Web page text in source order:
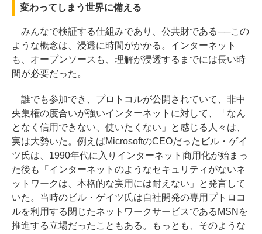
変わってしまう世界に備える
みんなで検証する仕組みであり、公共財である──この
ような概念は、浸透に時間がかかる。インターネット
も、オープンソースも、理解が浸透するまでには長い時
間が必要だった。
誰でも参加でき、プロトコルが公開されていて、非中
央集権の度合いが強いインターネットに対して、「なん
となく信用できない、使いたくない」と感じる人々は、
実は大勢いた。例えばMicrosoftのCEOだったビル・ゲイ
ツ氏は、1990年代に入りインターネット商用化が始まっ
た後も「インターネットのようなセキュリティがないネ
ットワークは、本格的な実用には耐えない」と発言して
いた。当時のビル・ゲイツ氏は自社開発の専用プトロコ
ルを利用する閉じたネットワークサービスであるMSNを
推進する立場だったこともある。もっとも、そのような